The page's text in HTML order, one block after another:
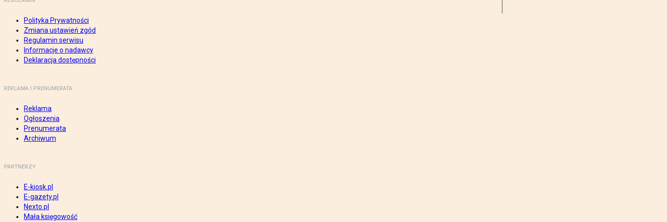
Polityka Prywatności
Zmiana ustawień zgód
Regulamin serwisu
Informacje o nadawcy
Deklaracja dostępności
REKLAMA I PRENUMERATA
Reklama
Ogłoszenia
Prenumerata
Archiwum
PARTNERZY
E-kiosk.pl
E-gazety.pl
Nexto.pl
Mała księgowość